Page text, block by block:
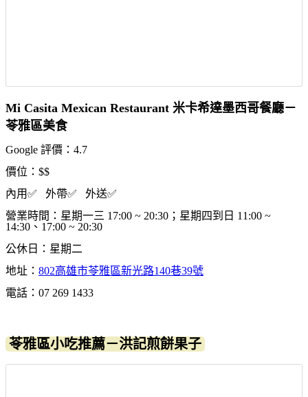
Mi Casita Mexican Restaurant 米卡希達墨西哥餐廳－
苓雅區美食
Google 評價：4.7
價位：$$
內用✅ 外帶✅ 外送✅
營業時間：星期一三 17:00 ~ 20:30；星期四到日 11:00 ~
14:30、17:00 ~ 20:30
公休日：星期二
地址： 802高雄市苓雅區新光路140巷39號
電話：07 269 1433
苓雅區小吃推薦－洪記煎餅果子